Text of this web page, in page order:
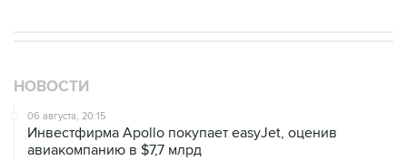
НОВОСТИ
06 августа, 20:15
Инвестфирма Apollo покупает easyJet, оценив
авиакомпанию в $7,7 млрд